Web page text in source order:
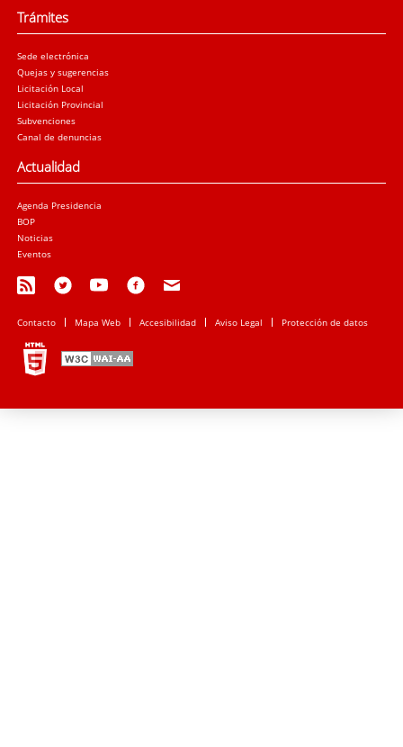
Trámites
Sede electrónica
Quejas y sugerencias
Licitación Local
Licitación Provincial
Subvenciones
Canal de denuncias
Actualidad
Agenda Presidencia
BOP
Noticias
Eventos
Contacto Mapa Web Accesibilidad Aviso Legal Protección de datos